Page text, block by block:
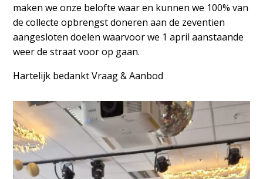
maken we onze belofte waar en kunnen we 100% van
de collecte opbrengst doneren aan de zeventien
aangesloten doelen waarvoor we 1 april aanstaande
weer de straat voor op gaan.
Hartelijk bedankt Vraag & Aanbod